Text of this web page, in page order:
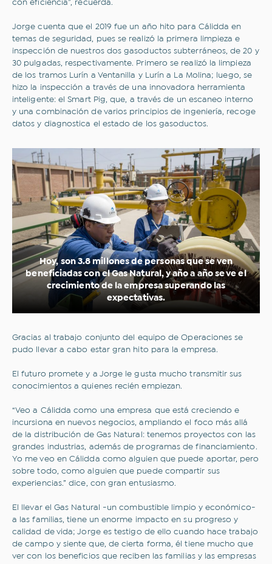
con eficiencia”, recuerda.
Jorge cuenta que el 2019 fue un año hito para Cálidda en
temas de seguridad, pues se realizó la primera limpieza e
inspección de nuestros dos gasoductos subterráneos, de 20 y
30 pulgadas, respectivamente. Primero se realizó la limpieza
de los tramos Lurín a Ventanilla y Lurín a La Molina; luego, se
hizo la inspección a través de una innovadora herramienta
inteligente: el Smart Pig, que, a través de un escaneo interno
y una combinación de varios principios de ingeniería, recoge
datos y diagnostica el estado de los gasoductos.
Hoy, son 3.8 millones de personas que se ven
beneficiadas con el Gas Natural, y año a año se ve el
crecimiento de la empresa superando las
expectativas.
Gracias al trabajo conjunto del equipo de Operaciones se
pudo llevar a cabo estar gran hito para la empresa.
El futuro promete y a Jorge le gusta mucho transmitir sus
conocimientos a quienes recién empiezan.
“Veo a Cálidda como una empresa que está creciendo e
incursiona en nuevos negocios, ampliando el foco más allá
de la distribución de Gas Natural: tenemos proyectos con las
grandes industrias, además de programas de financiamiento.
Yo me veo en Cálidda como alguien que puede aportar, pero
sobre todo, como alguien que puede compartir sus
experiencias.” dice, con gran entusiasmo.
El llevar el Gas Natural -un combustible limpio y económico-
a las familias, tiene un enorme impacto en su progreso y
calidad de vida; Jorge es testigo de ello cuando hace trabajo
de campo y siente que, de cierta forma, él tiene mucho que
ver con los beneficios que reciben las familias y las empresas
Sostenibilidad Transporte sostenible
Comercios Historias que inspiran
Hospitales y clínicas Industrias
Movilidad Eventos
Tips y consejos
Correo electrónico
Acepto losTérminos y condicionesy la Política
Web de Privacidad.
Suscribirme